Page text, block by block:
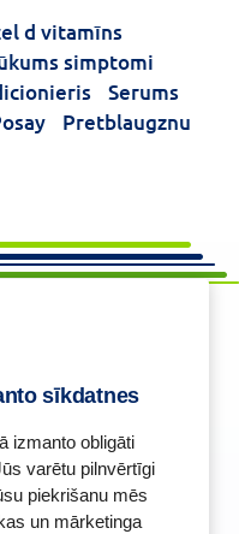
sīkdatnes
izmanto obligāti
varētu pilnvērtīgi
piekrišanu mēs
un mārketinga
d vitamīns
simptomi
Serums
Pretblaugznu